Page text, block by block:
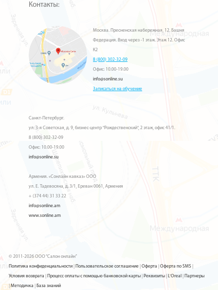
Контакты:
Москва. Пресненская набережная, 12. Башня
Федерация. Вход через -1 этаж. Этаж 12. Офис
К2
8 (800) 302-32-09
Офис: 10.00-19.00
info@sonline.su
Записаться на обучение
Санкт-Петербург.
ул. 3-я Советская, д. 9, бизнес-центр "Рождественский", 2 этаж, офис 41/1.
8 (800) 302-32-09
Офис: 10.00-19.00
info@sonline.su
Армения. «Сонлайн кавказ» ООО
ул. Е. Тадевосяна, д. 3/1, Ереван 0061, Армения
+ (374 44) 31 33 22
info@sonline.am
www.sonline.am
© 2011-2026 ООО “Салон онлайн”
Политика конфиденциальности| Пользовательское соглашение| Оферта Оферта по SMS|
Условия возврата Процесс оплаты с помощью банковской карты| Реквизиты| L'Oreal Партнеры
| Методичка База знаний